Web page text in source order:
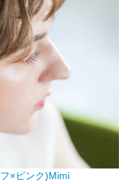
×ピンク)Mimi